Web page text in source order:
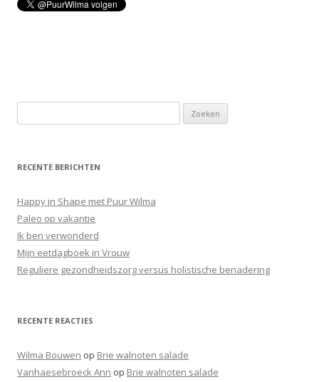
o
k
n
n
a
a
r
RECENTE BERICHTEN
Happy in Shape met Puur Wilma
Paleo op vakantie
Ik ben verwonderd
Mijn eetdagboek in Vrouw
Reguliere gezondheidszorg versus holistische benadering
RECENTE REACTIES
Wilma Bouwen op Brie walnoten salade
Vanhaesebroeck Ann op Brie walnoten salade